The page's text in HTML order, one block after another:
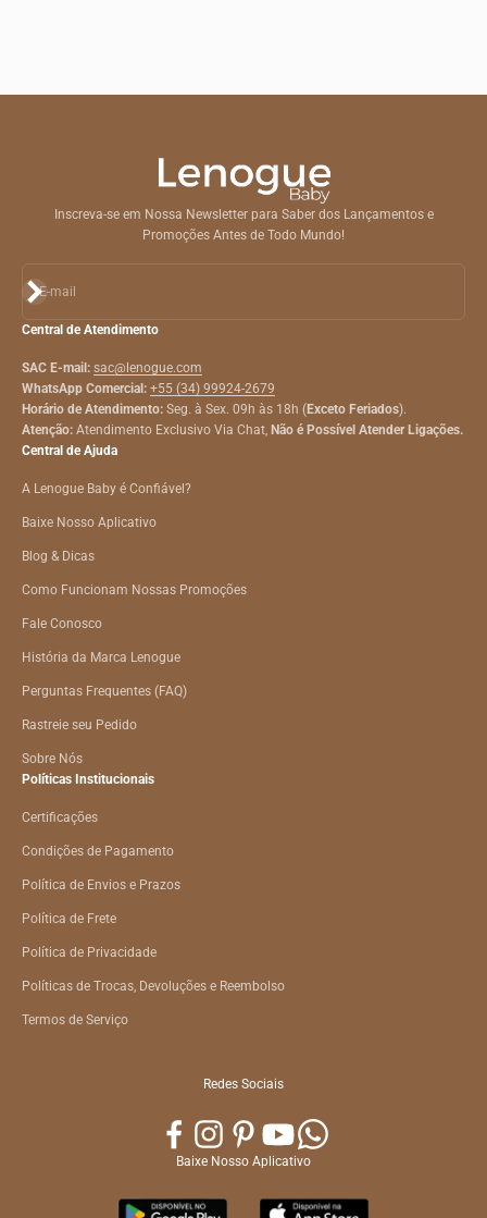
Inscreva-se em Nossa Newsletter para Saber dos Lançamentos e
Promoções Antes de Todo Mundo!
E-mail
Assinar
Central de Atendimento
SAC E-mail: sac@lenogue.com
WhatsApp Comercial: +55 (34) 99924-2679
Horário de Atendimento: Seg. à Sex. 09h às 18h (Exceto Feriados).
Atenção: Atendimento Exclusivo Via Chat, Não é Possível Atender Ligações.
Central de Ajuda
A Lenogue Baby é Confiável?
Baixe Nosso Aplicativo
Blog & Dicas
Como Funcionam Nossas Promoções
Fale Conosco
História da Marca Lenogue
Perguntas Frequentes (FAQ)
Rastreie seu Pedido
Sobre Nós
Políticas Institucionais
Certificações
Condições de Pagamento
Política de Envios e Prazos
Política de Frete
Política de Privacidade
Políticas de Trocas, Devoluções e Reembolso
Termos de Serviço
Redes Sociais
Baixe Nosso Aplicativo